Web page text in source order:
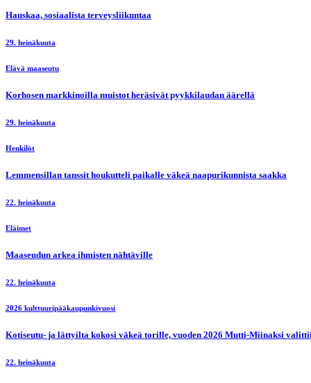
Hauskaa, sosiaalista terveysliikuntaa
29. heinäkuuta
Elävä maaseutu
Korhosen markkinoilla muistot heräsivät pyykkilaudan äärellä
29. heinäkuuta
Henkilöt
Lemmensillan tanssit houkutteli paikalle väkeä naapurikunnista saakka
22. heinäkuuta
Eläimet
Maaseudun arkea ihmisten nähtäville
22. heinäkuuta
2026 kulttuuripääkaupunkivuosi
Kotiseutu- ja lättyilta kokosi väkeä torille, vuoden 2026 Mutti-Miinaksi
22. heinäkuuta